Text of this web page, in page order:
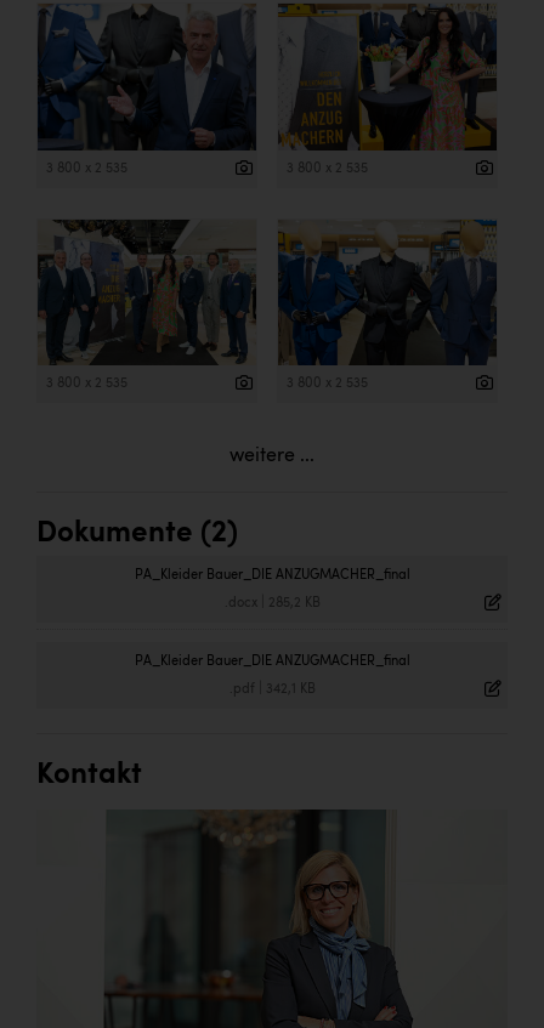
3 800 x 2 535 3 800 x 2 535
3 800 x 2 535 3 800 x 2 535
weitere ...
Dokumente (2)
PA_Kleider Bauer_DIE ANZUGMACHER_final
.docx| 285,2 KB
PA_Kleider Bauer_DIE ANZUGMACHER_final
.pdf 342,1 KB
Kontakt